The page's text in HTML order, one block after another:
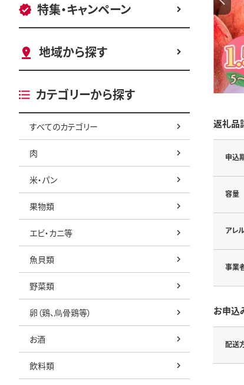
特集・キャンペーン
地域から探す
カテゴリーから探す
すべてのカテゴリー
肉
米・パン
果物類
エビ・カニ等
魚貝類
野菜類
卵（鶏、烏骨鶏等）
お酒
飲料類
返礼品
申込
容量
アレ
事業
お申込
配送